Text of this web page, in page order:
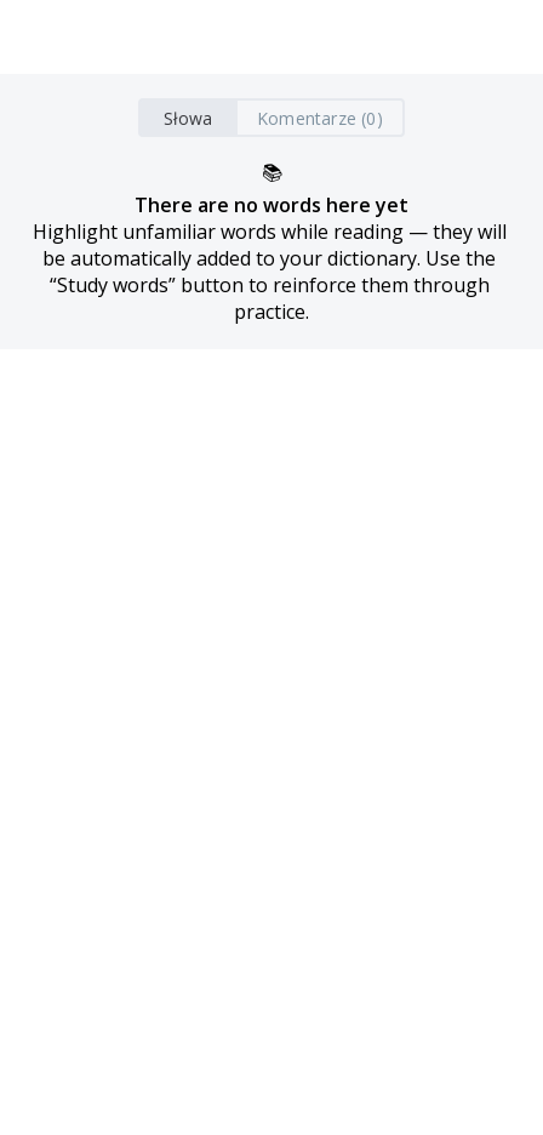
Słowa Komentarze (0)
📚
There are no words here yet
Highlight unfamiliar words while reading — they will
be automatically added to your dictionary. Use the
“Study words” button to reinforce them through
practice.